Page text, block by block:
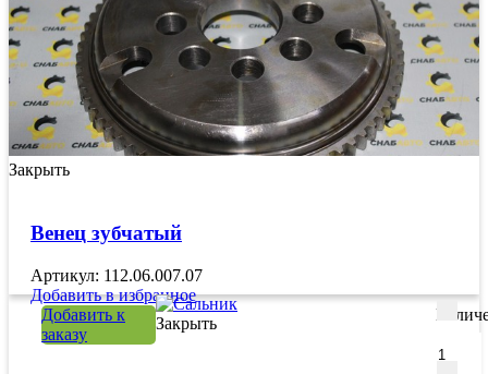
Закрыть
Венец зубчатый
Артикул: 112.06.007.07
Добавить в избранное
Добавить к
заказу
Закрыть